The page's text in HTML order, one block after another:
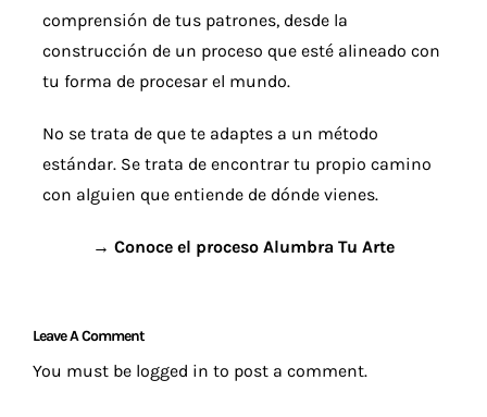
comprensión de tus patrones, desde la
construcción de un proceso que esté alineado con
tu forma de procesar el mundo.
No se trata de que te adaptes a un método
estándar. Se trata de encontrar tu propio camino
con alguien que entiende de dónde vienes.
→ Conoce el proceso Alumbra Tu Arte
Leave A Comment
You must be logged in to post a comment.